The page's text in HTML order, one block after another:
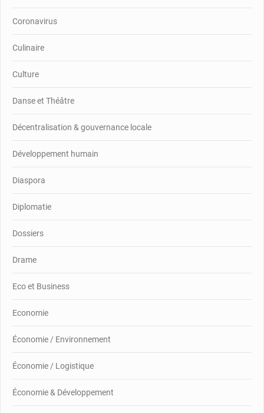
Coronavirus
Culinaire
Culture
Danse et Théâtre
Décentralisation & gouvernance locale
Développement humain
Diaspora
Diplomatie
Dossiers
Drame
Eco et Business
Economie
Économie / Environnement
Économie / Logistique
Économie & Développement